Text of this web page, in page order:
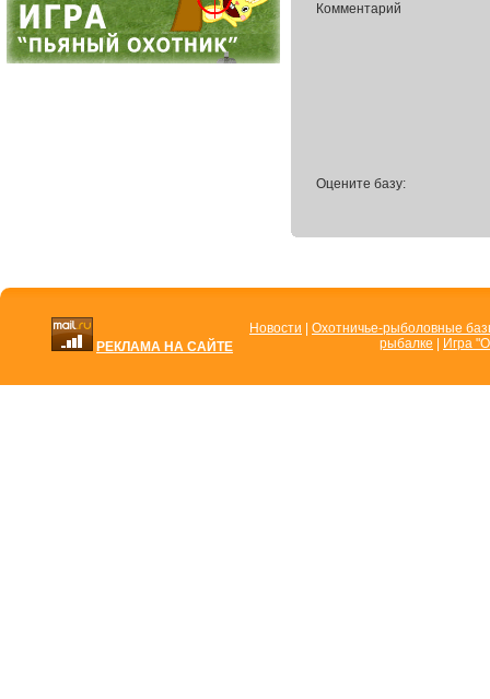
Комментарий
Оцените базу:
РЕКЛАМА НА САЙТЕ
Новости
Охотничье-рыболовные
рыбалке
Игра